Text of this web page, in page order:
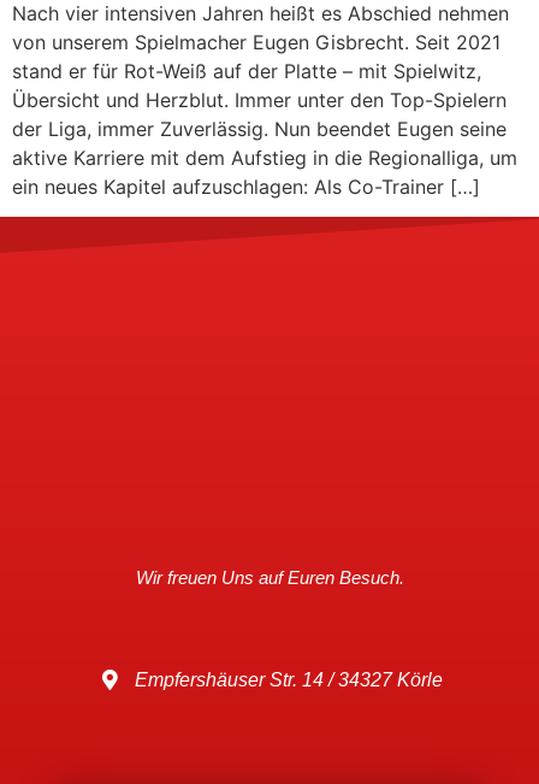
Nach vier intensiven Jahren heißt es Abschied nehmen
von unserem Spielmacher Eugen Gisbrecht. Seit 2021
stand er für Rot-Weiß auf der Platte – mit Spielwitz,
Übersicht und Herzblut. Immer unter den Top-Spielern
der Liga, immer Zuverlässig. Nun beendet Eugen seine
aktive Karriere mit dem Aufstieg in die Regionalliga, um
ein neues Kapitel aufzuschlagen: Als Co-Trainer […]
Wir freuen Uns auf Euren Besuch.
Empfershäuser Str. 14 / 34327 Körle